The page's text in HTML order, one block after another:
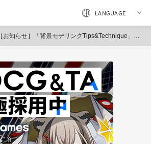
［お知らせ］「背景モデリングTips&Technique」配信開始（CGWORLD Online Tutorials）